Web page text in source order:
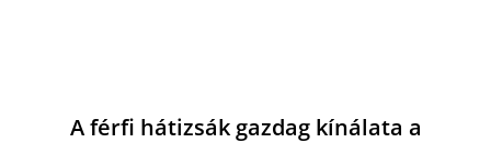
A férfi hátizsák gazdag kínálata a